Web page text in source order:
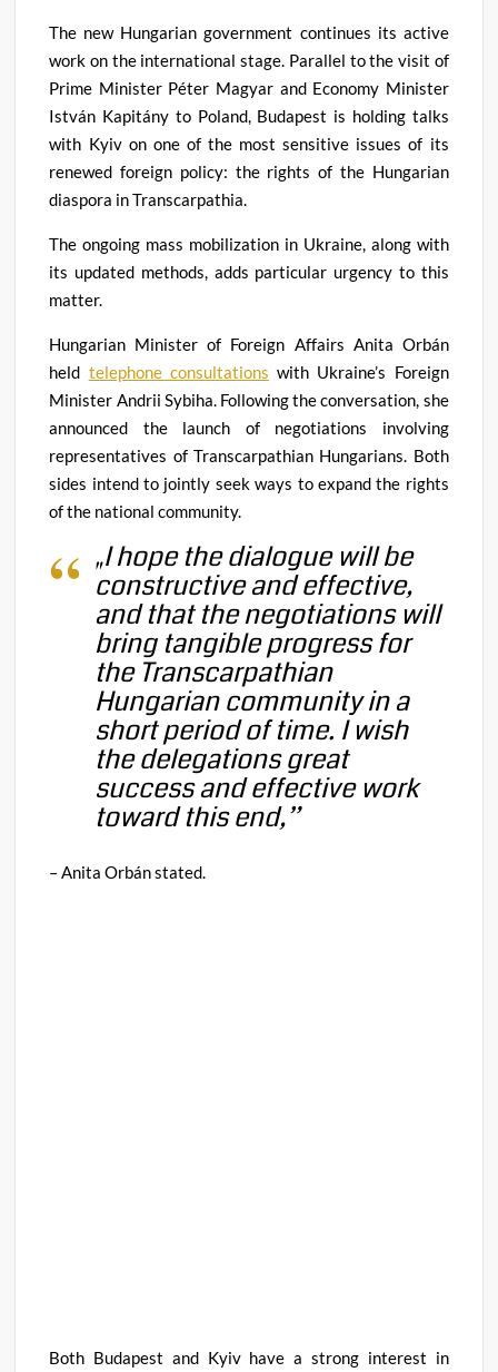
The new Hungarian government continues its active
work on the international stage. Parallel to the visit of
Prime Minister Péter Magyar and Economy Minister
István Kapitány to Poland, Budapest is holding talks
with Kyiv on one of the most sensitive issues of its
renewed foreign policy: the rights of the Hungarian
diaspora in Transcarpathia.
The ongoing mass mobilization in Ukraine, along with
its updated methods, adds particular urgency to this
matter.
Hungarian Minister of Foreign Affairs Anita Orbán
held telephone consultations with Ukraine’s Foreign
Minister Andrii Sybiha. Following the conversation, she
announced the launch of negotiations involving
representatives of Transcarpathian Hungarians. Both
sides intend to jointly seek ways to expand the rights
of the national community.
„I hope the dialogue will be
constructive and effective,
and that the negotiations will
bring tangible progress for
the Transcarpathian
Hungarian community in a
short period of time. I wish
the delegations great
success and effective work
toward this end,”
– Anita Orbán stated.
Both Budapest and Kyiv have a strong interest in